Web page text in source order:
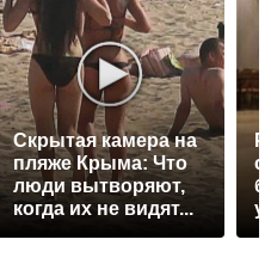
Скрытая камера на
пляже Крыма: Что
люди вытворяют,
когда их не видят...